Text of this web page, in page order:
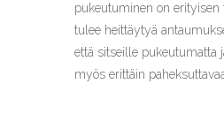
pukeutuminen on erityisen
tulee heittäytyä
että sitseille pukeutumatta
myös erittäin